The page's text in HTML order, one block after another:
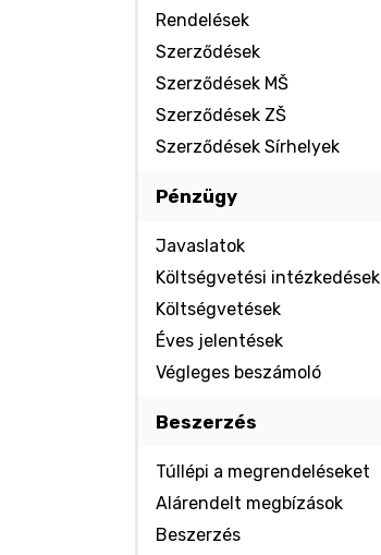
Rendelések
Szerződések
Szerződések MŠ
Szerződések ZŠ
Szerződések Sírhelyek
Pénzügy
Javaslatok
Költségvetési intézkedések
Költségvetések
Éves jelentések
Végleges beszámoló
Beszerzés
Túllépi a megrendeléseket
Alárendelt megbízások
Beszerzés